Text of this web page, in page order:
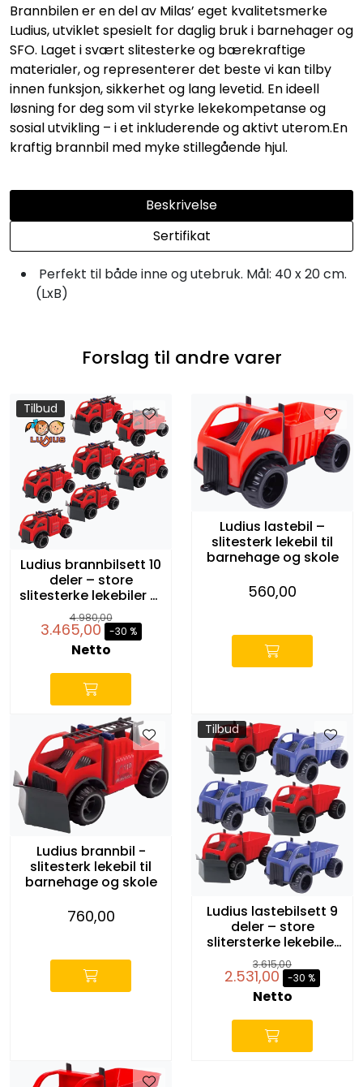
Brannbilen er en del av Milas’ eget kvalitetsmerke
Ludius, utviklet spesielt for daglig bruk i barnehager og
SFO. Laget i svært slitesterke og bærekraftige
materialer, og representerer det beste vi kan tilby
innen funksjon, sikkerhet og lang levetid. En ideell
løsning for deg som vil styrke lekekompetanse og
sosial utvikling – i et inkluderende og aktivt uterom.En
kraftig brannbil med myke stillegående hjul.
Beskrivelse
Sertifikat
Perfekt til både inne og utebruk. Mål: 40 x 20 cm.
(LxB)
Forslag til andre varer
Tilbud
Ludius brannbilsett 10
deler – store
slitesterke lekebiler til
barnehage og skole
4.980,00
3.465,00 -30 %
Netto
Ludius lastebil –
slitesterk lekebil til
barnehage og skole
560,00
Ludius brannbil -
slitesterk lekebil til
barnehage og skole
760,00
Tilbud
Ludius lastebilsett 9
deler – store
slitersterke lekebiler
med 3 brøyteploger
3.615,00
2.531,00 -30 %
Netto